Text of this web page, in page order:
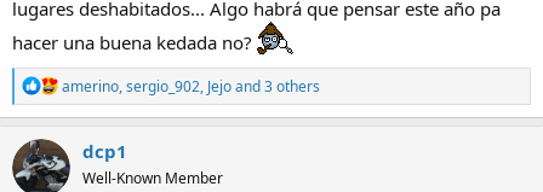
lugares deshabitados... Algo habrá que pensar este año pa
hacer una buena kedada no?
R
e
a
c
t
i
amerino,sergio_902, Jejoand 3 others
dcp1
Well-Known Member